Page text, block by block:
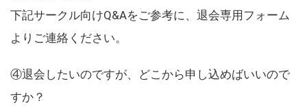
下記サークル向けQ&Aをご参考に、退会専用フォーム
よりご連絡ください。
④退会したいのですが、どこから申し込めばいいので
すか？